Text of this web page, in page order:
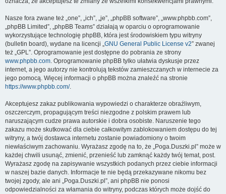
Nasze fora zwane też „one”, „ich”, „je”, „phpBB software”, „www.phpbb.com”,
„phpBB Limited”, „phpBB Teams” działają w oparciu o oprogramowanie
wykorzystujące technologię phpBB, która jest środowiskiem typu witryny
(bulletin board), wydane na licencji „GNU General Public License v2” zwanej
też „GPL”. Oprogramowanie jest dostępne do pobrania ze strony
www.phpbb.com. Oprogramowanie phpBB tylko ułatwia dyskusje przez
internet, a jego autorzy nie kontrolują tekstów zamieszczanych w internecie za
jego pomocą. Więcej informacji o phpBB można znaleźć na stronie
https://www.phpbb.com/.
Akceptujesz zakaz publikowania wypowiedzi o charakterze obraźliwym,
oszczerczym, propagującym treści niezgodne z polskim prawem lub
naruszającym cudze prawa autorskie i dobra osobiste. Naruszenie tego
zakazu może skutkować dla ciebie całkowitym zablokowaniem dostępu do tej
witryny, a twój dostawca internetu zostanie powiadomiony o twoim
niewłaściwym zachowaniu. Wyrażasz zgodę na to, że „Poga.Duszki.pl” może w
każdej chwili usunąć, zmienić, przenieść lub zamknąć każdy twój temat, post.
Wyrażasz zgodę na zapisywanie wszystkich podanych przez ciebie informacji
w naszej bazie danych. Informacje te nie będą przekazywane nikomu bez
twojej zgody, ale ani „Poga.Duszki.pl”, ani phpBB nie ponosi
odpowiedzialności za włamania do witryny, podczas których może dojść do